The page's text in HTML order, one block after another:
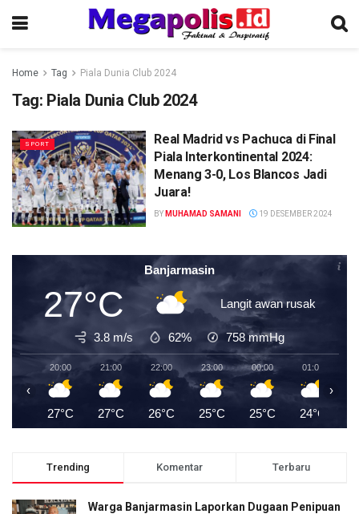
Home Tag Piala Dunia Club 2024
Tag: Piala Dunia Club 2024
SPORT
Real Madrid vs Pachuca di Final
Piala Interkontinental 2024:
Menang 3-0, Los Blancos Jadi
Juara!
BY MUHAMAD SAMANI 19 DESEMBER 2024
Banjarmasin
27°C Langit awan rusak
3.8 m/s 62% 758mmHg
20:00
27°C
21:00
27°C
22:00
26°C
23:00
25°C
00:00
25°C
01:00
24°C
‹ ›
Trending Komentar Terbaru
Warga Banjarmasin Laporkan Dugaan Penipuan